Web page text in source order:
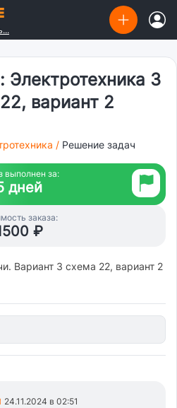
Электротехника 3
вариант 2
/ Решение задач
выполнен за:
дней
заказа:
₽
Вариант 3 схема 22, вариант 2
24.11.2024 в 02:51